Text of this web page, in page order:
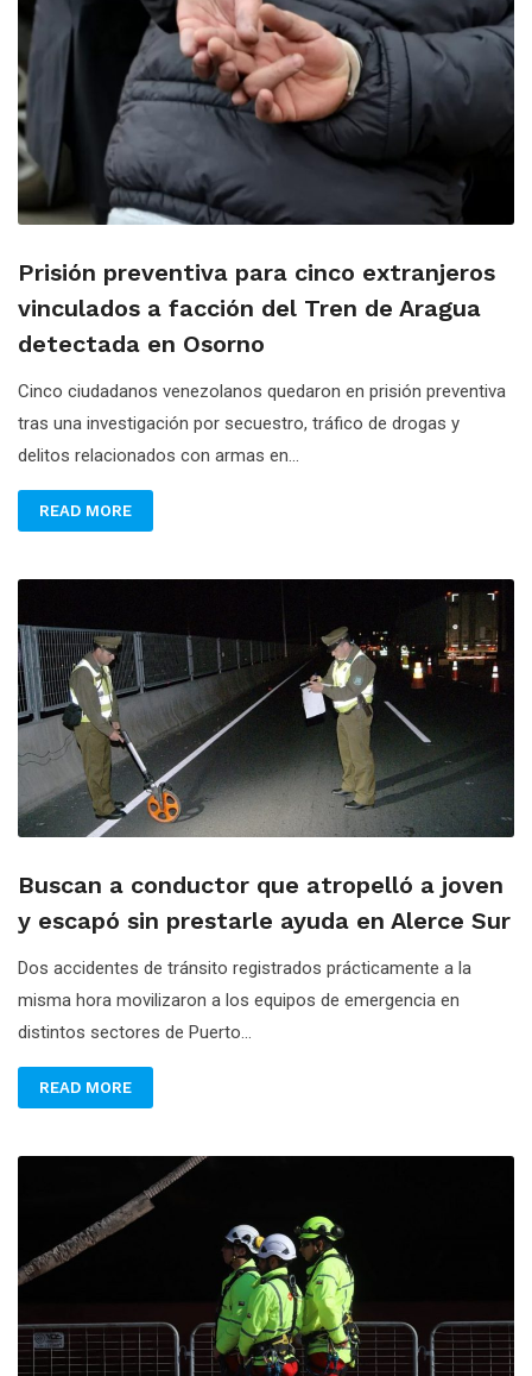
Prisión preventiva para cinco extranjeros
vinculados a facción del Tren de Aragua
detectada en Osorno
Cinco ciudadanos venezolanos quedaron en prisión preventiva
tras una investigación por secuestro, tráfico de drogas y
delitos relacionados con armas en...
READ MORE
Buscan a conductor que atropelló a joven
y escapó sin prestarle ayuda en Alerce Sur
Dos accidentes de tránsito registrados prácticamente a la
misma hora movilizaron a los equipos de emergencia en
distintos sectores de Puerto...
READ MORE